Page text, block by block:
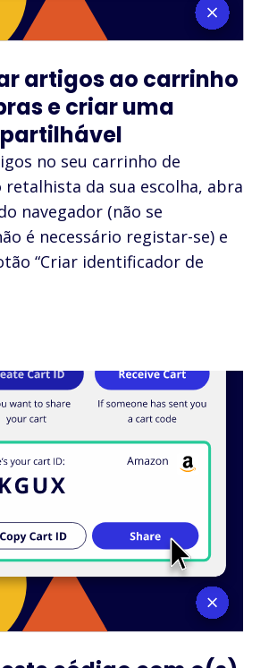
artigos ao carrinho
e criar uma
no seu carrinho de
retalhista da sua escolha, abra
navegador (não se
é necessário registar-se) e
“Criar identificador de